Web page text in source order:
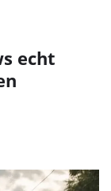
echt